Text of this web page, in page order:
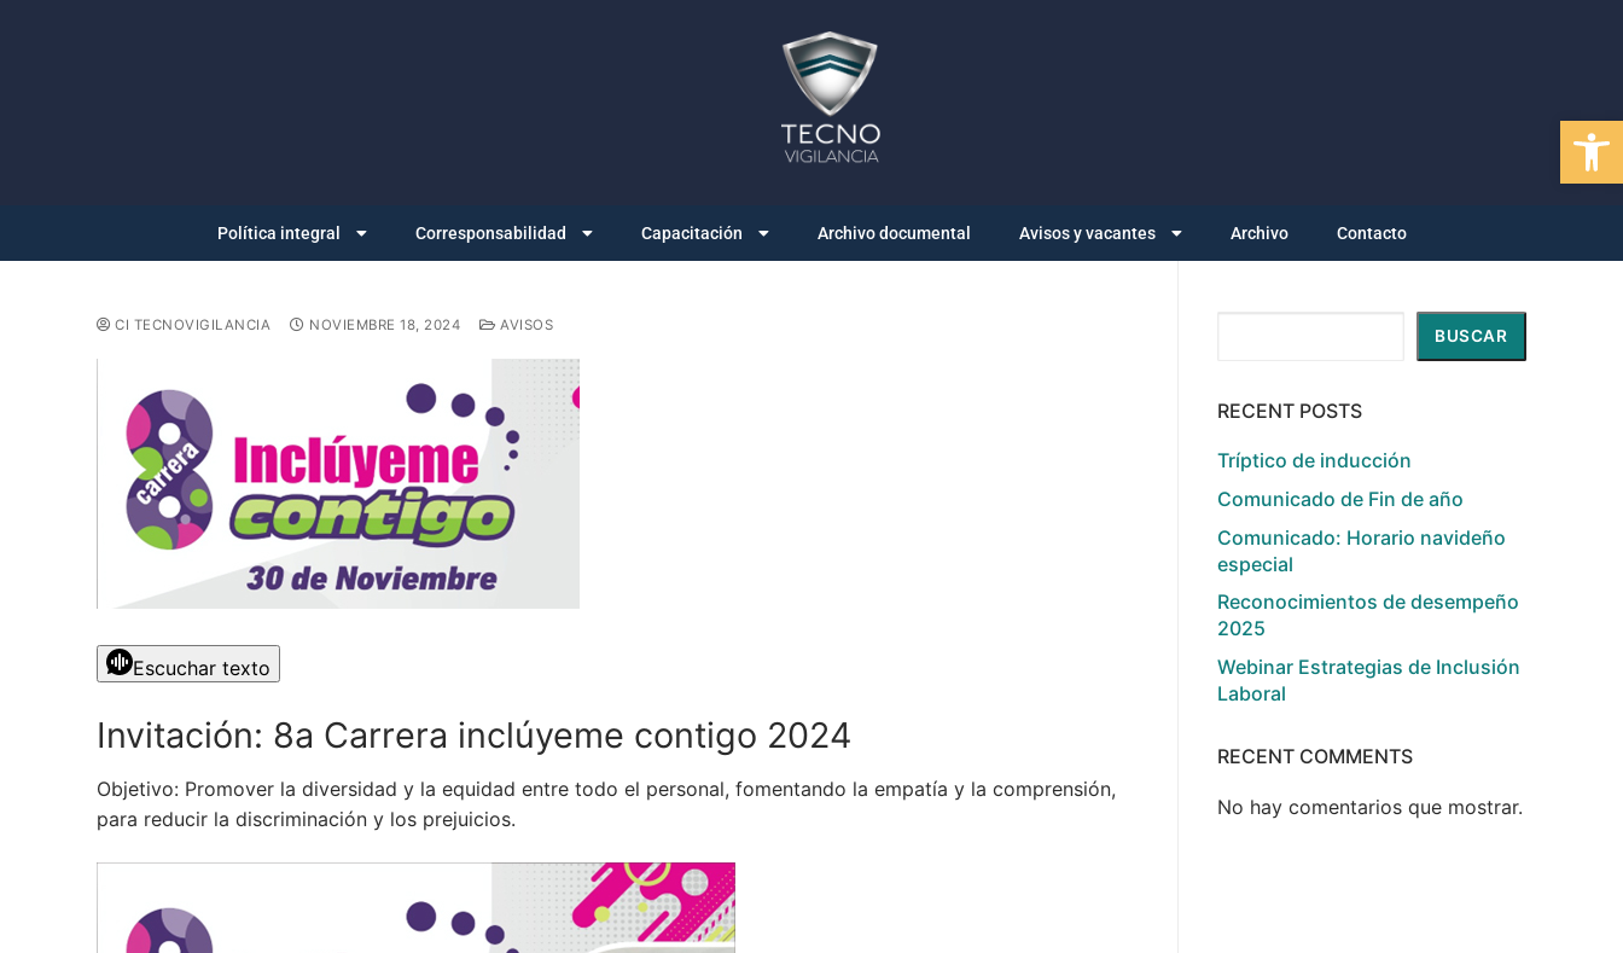
Abrir
Política integral Corresponsabilidad Capacitación Archivo documental Avisos y vacantes Archivo Contacto
CI TECNOVIGILANCIA NOVIEMBRE 18, 2024 AVISOS
Escuchar texto
Invitación: 8a Carrera inclúyeme contigo 2024
Objetivo: Promover la diversidad y la equidad entre todo el personal, fomentando la empatía y la comprensión,
para reducir la discriminación y los prejuicios.
BUSCAR
RECENT POSTS
Tríptico de inducción
Comunicado de Fin de año
Comunicado: Horario navideño
especial
Reconocimientos de desempeño
2025
Webinar Estrategias de Inclusión
Laboral
RECENT COMMENTS
No hay comentarios que mostrar.